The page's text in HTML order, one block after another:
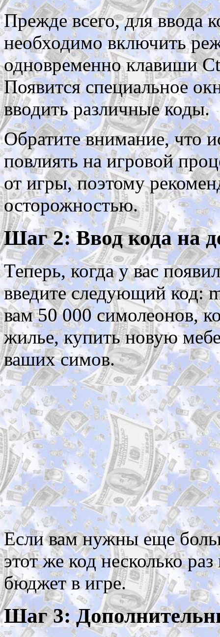
Прежде всего, для ввода
необходимо включить
одновременно клавиши
Появится специальное
вводить различные коды.
Обратите внимание, что
повлиять на игровой
от игры, поэтому
осторожностью.
Шаг 2: Ввод кода на
Теперь, когда у вас
введите следующий код:
вам 50 000 симолеонов,
жилье, купить новую
ваших симов.
Если вам нужны еще
этот же код несколько
бюджет в игре.
Шаг 3: